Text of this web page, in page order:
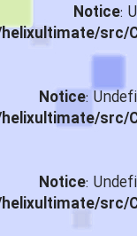
Notice:
src/
Notice:
src/
Notice:
src/